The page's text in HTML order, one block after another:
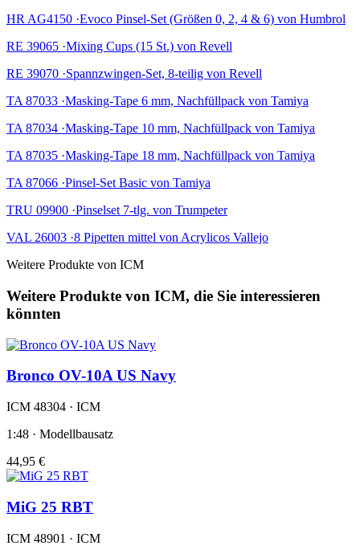
HR AG4150 ·Evoco Pinsel-Set (Größen 0, 2, 4 & 6) von Humbrol
RE 39065 ·Mixing Cups (15 St.) von Revell
RE 39070 ·Spannzwingen-Set, 8-teilig von Revell
TA 87033 ·Masking-Tape 6 mm, Nachfüllpack von Tamiya
TA 87034 ·Masking-Tape 10 mm, Nachfüllpack von Tamiya
TA 87035 ·Masking-Tape 18 mm, Nachfüllpack von Tamiya
TA 87066 ·Pinsel-Set Basic von Tamiya
TRU 09900 ·Pinselset 7-tlg. von Trumpeter
VAL 26003 ·8 Pipetten mittel von Acrylicos Vallejo
Weitere Produkte von ICM
Weitere Produkte von ICM, die Sie interessieren
könnten
Bronco OV-10A US Navy
ICM 48304 · ICM
1:48 · Modellbausatz
44,95 €
MiG 25 RBT
ICM 48901 · ICM